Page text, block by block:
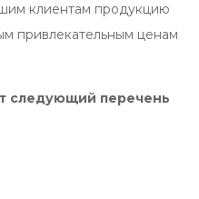
клиентам продукцию
привлекательным ценам
следующий перечень